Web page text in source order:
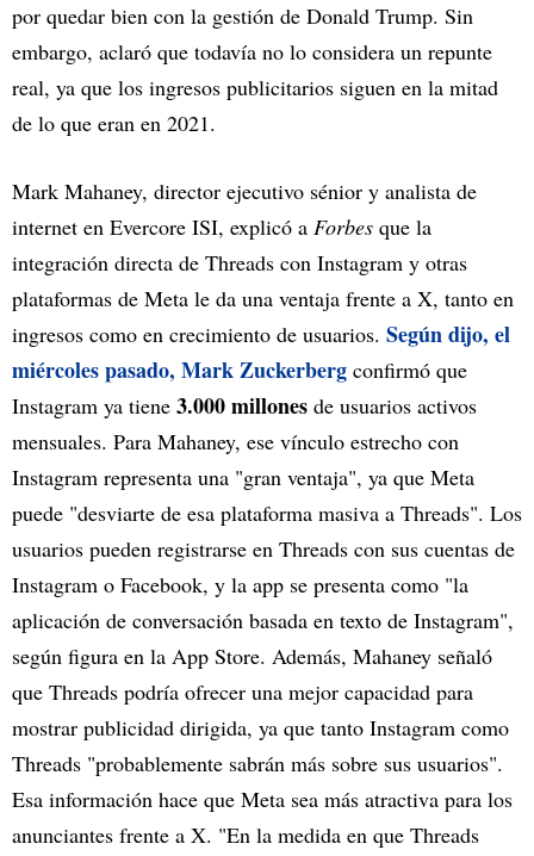
por quedar bien con la gestión de Donald Trump. Sin
embargo, aclaró que todavía no lo considera un repunte
real, ya que los ingresos publicitarios siguen en la mitad
de lo que eran en 2021.
Mark Mahaney, director ejecutivo sénior y analista de
internet en Evercore ISI, explicó a Forbes que la
integración directa de Threads con Instagram y otras
plataformas de Meta le da una ventaja frente a X, tanto en
ingresos como en crecimiento de usuarios. Según dijo, el
miércoles pasado, Mark Zuckerberg confirmó que
Instagram ya tiene 3.000 millones de usuarios activos
mensuales. Para Mahaney, ese vínculo estrecho con
Instagram representa una "gran ventaja", ya que Meta
puede "desviarte de esa plataforma masiva a Threads". Los
usuarios pueden registrarse en Threads con sus cuentas de
Instagram o Facebook, y la app se presenta como "la
aplicación de conversación basada en texto de Instagram",
según figura en la App Store. Además, Mahaney señaló
que Threads podría ofrecer una mejor capacidad para
mostrar publicidad dirigida, ya que tanto Instagram como
Threads "probablemente sabrán más sobre sus usuarios".
Esa información hace que Meta sea más atractiva para los
anunciantes frente a X. "En la medida en que Threads